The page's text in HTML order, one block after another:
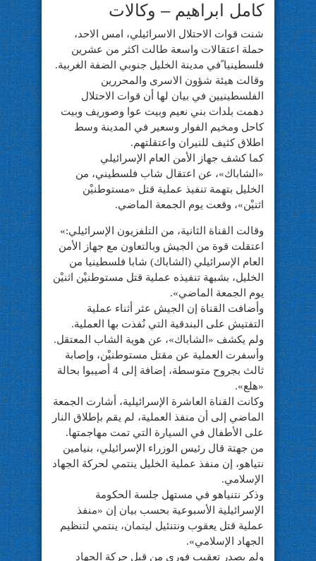
كامل ابراهيم – وكالات
شنت قوات الاحتلال الاسرائيلي، امس الاحد،
حملة اعتقالات واسعة طالت اكثر من عشرين
فلسطينيا ًفي مدينة الخليل جنوبي الضفة الغربية.
وقالت هيئة شؤون الاسرى والمحررين
الفلسطينيين في بيان لها أن قوات الاحتلال
دهمت بلدات بني نعيم وبيت عوا وصوريف وبيت
كاحل ومخيم الفوار وسعير في المدينة وسط
اطلاق كثيف للنيران واعتقلتهم.
كما كشف جهاز الأمن العام الإسرائيلي
«الشاباك»، عن اعتقال شاب فلسطيني، من
الخليل بتهمة تنفيذ عملية قتل «مستوطنيْن
اثنيْن»، وقعت يوم الجمعة الماضي.
وقالت القناة الثانية، من التلفزيون الإسرائيلي:»
اعتقلت قوة من الجيش وبالتعاون مع جهاز الأمن
العام الإسرائيلي (الشاباك) شابا فلسطينيا من
الخليل، بشبهة تنفيذه عملية قتل مستوطنيْن اثنيْن
يوم الجمعة الماضي».
وأضافت القناة إن الجيش عثر أثناء عملية
التفتيش على البندقية التي نُفذت بها العملية.
ولم يكشف «الشاباك»، عن هوية الشاب المعتقل.
وأسفرت العملية عن مقتل مستوطنيْن، وإصابة
ثالث بجروح متوسطة، إضافة إلى 4 أصيبوا بحالة
«هلع».
وكانت القناة العاشرة الإسرائيلية، أشارت الجمعة
الماضي إلى أن منفذ العملية، لم يقم بإطلاق النار
على الأطفال في السيارة التي تمت مهاجمتها.
من جهتة قال رئيس الوزراء الإسرائيلي، بنيامين
نتياهو، إن منفذ عملية الخليل ينتمي لحركة الجهاد
الإسلامي.
وذكر نتنياهو في مستهل جلسة الحكومة
الإسرائيلية الأسبوعية بحسب بيان إن «منفذ
عملية قتل يعقوب ونتنئيل ليتمان، ينتمي لتنظيم
الجهاد الإسلامي».
ولم يصدر تعقيب فوري من قبل حركة الجهاد